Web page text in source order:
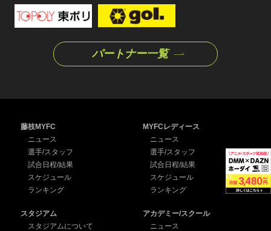
パートナー一覧
藤枝MYFC
ニュース
選手/スタッフ
試合日程/結果
スケジュール
ランキング
MYFCレディース
ニュース
選手/スタッフ
試合日程/結果
スケジュール
ランキング
スタジアム
スタジアムについて
アカデミー/スクール
ニュース